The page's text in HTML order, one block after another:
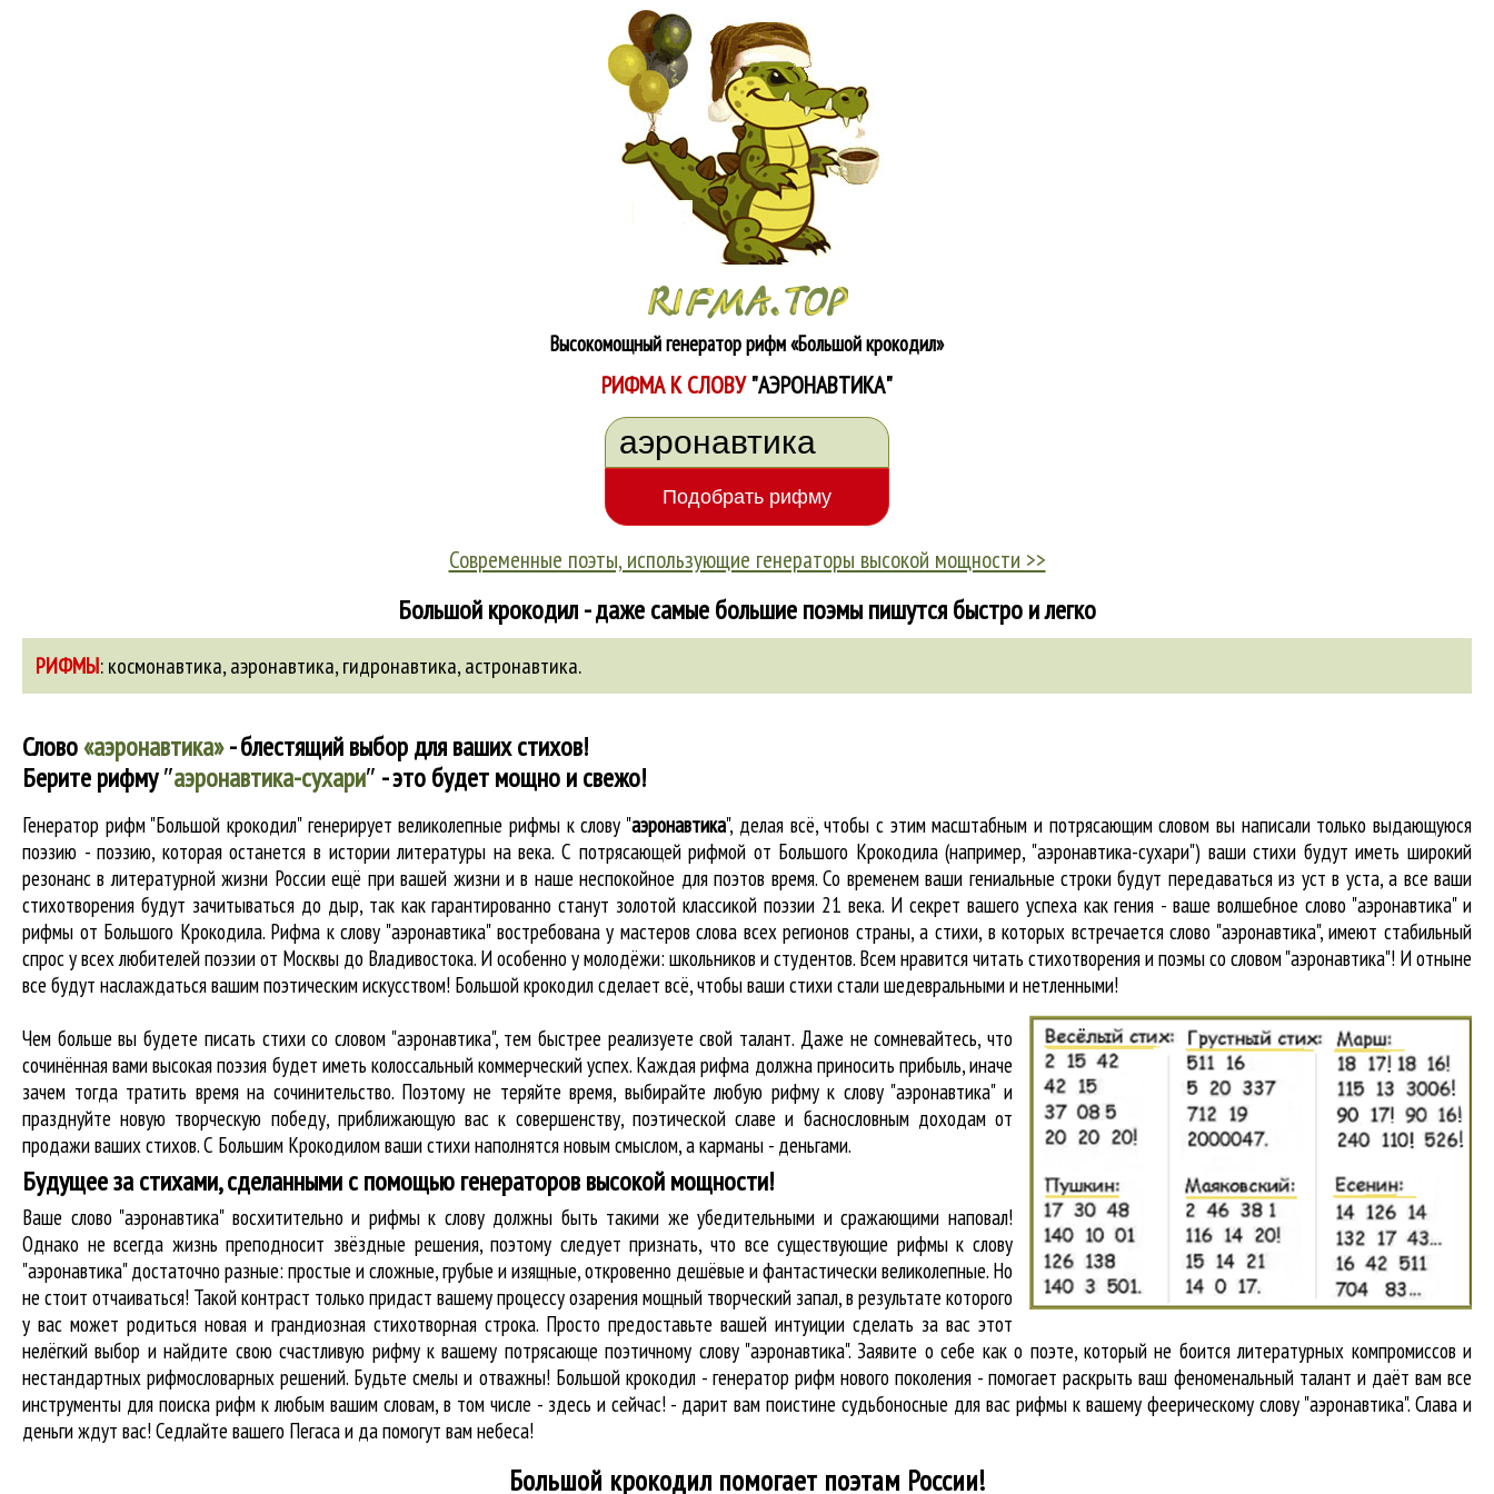
Высокомощный генератор рифм«Большой крокодил»
РИФМА К СЛОВУ"АЭРОНАВТИКА"
Современные поэты, использующие генераторы высокой мощности >>
Большой крокодил - даже самые большие поэмы пишутся быстро и легко
РИФМЫ:космонавтика,аэронавтика,гидронавтика,астронавтика.
Слово«аэронавтика»- блестящий выбор для ваших стихов!
Берите рифму″аэронавтика-сухари″ - это будет мощно и свежо!
Генератор рифм "Большой крокодил" генерирует великолепныерифмы к слову "аэронавтика", делая всё, чтобы с этим масштабным и потрясающим словом вы написали только выдающуюся
поэзию - поэзию, которая останется в истории литературы на века. С потрясающей рифмой от Большого Крокодила (например, "аэронавтика-сухари") ваши стихи будут иметь широкий
резонанс в литературной жизни России ещё при вашей жизни и в наше неспокойное для поэтов время. Со временем ваши гениальные строки будут передаваться из уст в уста, а все ваши
стихотворения будут зачитываться до дыр, так как гарантированно станут золотой классикой поэзии 21 века. И секрет вашего успеха как гения - ваше волшебное слово "аэронавтика" и
рифмы от Большого Крокодила. Рифма к слову "аэронавтика" востребована у мастеров слова всех регионов страны, а стихи, в которых встречаетсяслово "аэронавтика", имеют стабильный
спрос у всех любителей поэзии от Москвы до Владивостока. И особенно у молодёжи: школьников и студентов. Всем нравится читать стихотворения и поэмы со словом "аэронавтика"! И отныне
все будут наслаждаться вашим поэтическим искусством! Большой крокодил cделает всё, чтобы ваши стихи стали шедевральными и нетленными!
Чем больше вы будете писать стихи со словом "аэронавтика", тем быстрее реализуете свой талант. Даже не сомневайтесь, что
сочинённая вами высокая поэзия будет иметь колоссальный коммерческий успех. Каждая рифма должна приносить прибыль, иначе
зачем тогда тратить время на сочинительство. Поэтому не теряйте время, выбирайте любую рифму к слову "аэронавтика" и
празднуйте новую творческую победу, приближающую вас к совершенству, поэтической славе и баснословным доходам от
продажи ваших стихов. С Большим Крокодилом ваши стихи наполнятся новым смыслом, а карманы - деньгами.
Будущее за стихами, сделанными с помощью генераторов высокой мощности!
Ваше слово "аэронавтика" восхитительно и рифмы к слову должны быть такими же убедительными и сражающими наповал!
Однако не всегда жизнь преподносит звёздные решения, поэтому следует признать, что все существующие рифмы к слову
"аэронавтика" достаточно разные: простые и сложные, грубые и изящные, откровенно дешёвые и фантастически великолепные. Но
не стоит отчаиваться! Такой контраст только придаст вашему процессу озарения мощный творческий запал, в результате которого
у вас может родиться новая и грандиозная стихотворная строка. Просто предоставьте вашей интуиции сделать за вас этот
нелёгкий выбор и найдите свою счастливую рифму к вашему потрясающе поэтичному слову "аэронавтика". Заявите о себе как о поэте, который не боится литературных компромиссов и
нестандартных рифмословарных решений. Будьте смелы и отважны! Большой крокодил - генератор рифм нового поколения - помогает раскрыть ваш феноменальный талант и даёт вам все
инструменты для поиска рифмк любым вашим словам, в том числе - здесь и сейчас! - дарит вам поистине судьбоносные для вас рифмы к вашему феерическому слову "аэронавтика". Слава и
деньги ждут вас! Седлайте вашего Пегаса и да помогут вам небеса!
Большой крокодил помогает поэтам России!